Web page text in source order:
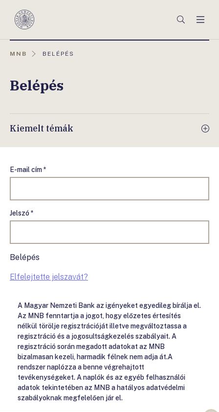
Magyar
Keresés
MNB
AKTUÁLIS
BELÉPÉS
Belépés
Kiemelt témák
E-mail cím *
Jelszó *
Belépés
Elfelejtette jelszavát?
A Magyar Nemzeti Bank az igényeket egyedileg bírálja el.
Az MNB fenntartja a jogot, hogy előzetes értesítés
nélkül törölje regisztrációját illetve megváltoztassa a
regisztráció és a jogosultságkezelés szabályait. A
regisztráció során megadott adatokat az MNB
bizalmasan kezeli, harmadik félnek nem adja át.A
rendszer naplózza a benne végrehajtott
tevékenységeket. A naplók és az egyéb felhasználói
adatok tekintetében az MNB a hatályos adatvédelmi
szabályoknak megfelelően jár el.